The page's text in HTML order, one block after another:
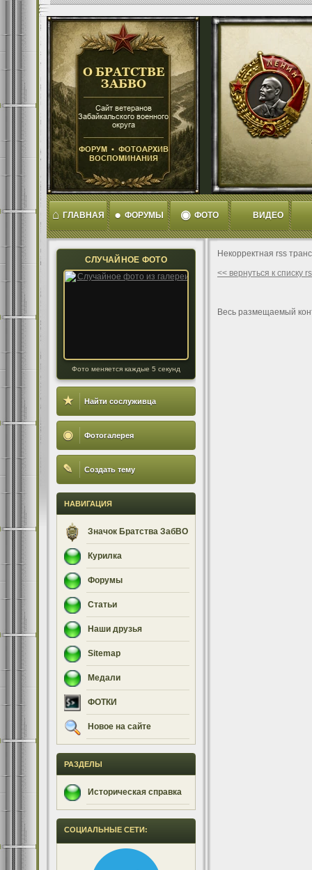
⌂ ГЛАВНАЯ ● ФОРУМЫ ◉ ФОТО ВИДЕО
СЛУЧАЙНОЕ ФОТО
Фото меняется каждые 5 секунд
★ Найти сослуживца
◉ Фотогалерея
✎ Создать тему
НАВИГАЦИЯ
Значок Братства ЗабВО
Курилка
Форумы
Статьи
Наши друзья
Sitemap
Медали
ФОТКИ
Новое на сайте
РАЗДЕЛЫ
Историческая справка
СОЦИАЛЬНЫЕ СЕТИ:
Некорректная rss
<< вернуться к списку
Весь размещаемый